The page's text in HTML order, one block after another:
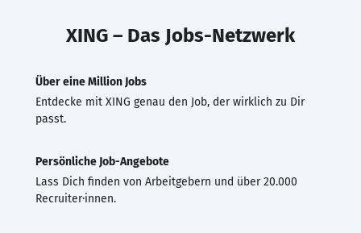
XING – Das Jobs-Netzwerk
Über eine Million Jobs
Entdecke mit XING genau den Job, der wirklich zu Dir
passt.
Persönliche Job-Angebote
Lass Dich finden von Arbeitgebern und über 20.000
Recruiter·innen.